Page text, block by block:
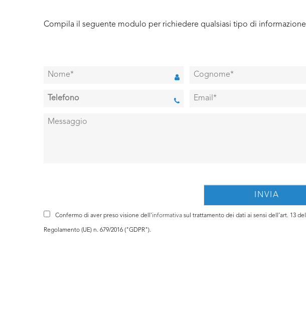
Compila il seguente modulo per richiedere qualsiasi tipo di informazione
Confermo di aver preso visione dell'informativa sul trattamento dei dati ai sensi dell’art. 13 del
Regolamento (UE) n. 679/2016 ("GDPR").